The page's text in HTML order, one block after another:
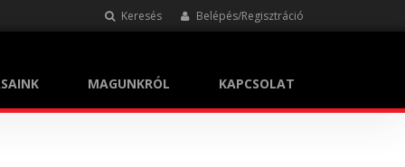
Keresés Belépés/Regisztráció
MAGUNKRÓL KAPCSOLAT